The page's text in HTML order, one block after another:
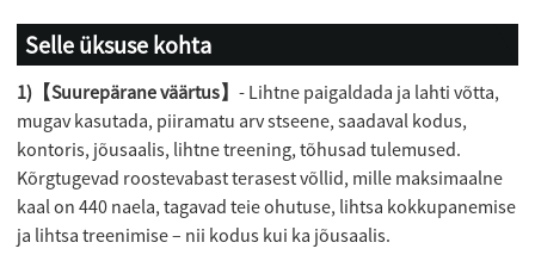
Selle üksuse kohta
1)【Suurepärane väärtus】- Lihtne paigaldada ja lahti võtta,
mugav kasutada, piiramatu arv stseene, saadaval kodus,
kontoris, jõusaalis, lihtne treening, tõhusad tulemused.
Kõrgtugevad roostevabast terasest võllid, mille maksimaalne
kaal on 440 naela, tagavad teie ohutuse, lihtsa kokkupanemise
ja lihtsa treenimise – nii kodus kui ka jõusaalis.